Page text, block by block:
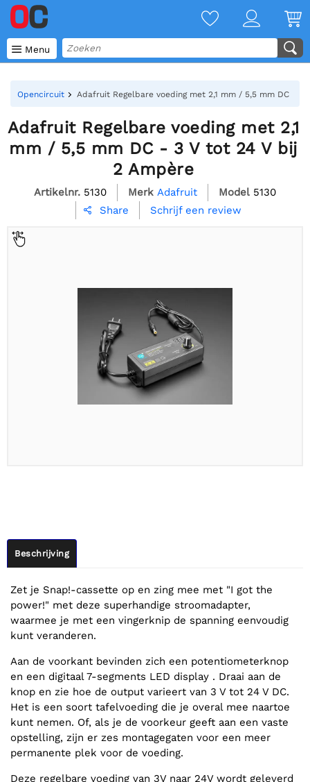
 Menu
Opencircuit Adafruit Regelbare voeding met 2,1 mm / 5,5 mm DC - 3
Adafruit Regelbare voeding met 2,1
mm / 5,5 mm DC - 3 V tot 24 V bij
2 Ampère
Artikelnr. 5130 Merk Adafruit Model 5130
 Share Schrijf een review
Beschrijving
Zet je Snap!-cassette op en zing mee met "I got the
power!" met deze superhandige stroomadapter,
waarmee je met een vingerknip de spanning eenvoudig
kunt veranderen.
Aan de voorkant bevinden zich een potentiometerknop
en een digitaal 7-segments LED display . Draai aan de
knop en zie hoe de output varieert van 3 V tot 24 V DC.
Het is een soort tafelvoeding die je overal mee naartoe
kunt nemen. Of, als je de voorkeur geeft aan een vaste
opstelling, zijn er zes montagegaten voor een meer
permanente plek voor de voeding.
Deze regelbare voeding van 3V naar 24V wordt geleverd